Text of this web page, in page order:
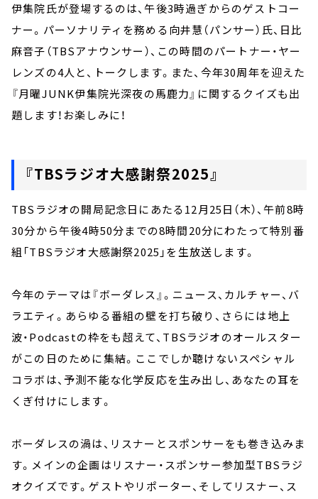
伊集院氏が登場するのは、午後3時過ぎからのゲストコー
ナー。パーソナリティを務める向井慧（パンサー）氏、日比
麻音子（TBSアナウンサー）、この時間のパートナー・ヤー
レンズの4人と、トークします。また、今年30周年を迎えた
『月曜JUNK伊集院光深夜の馬鹿力』に関するクイズも出
題します！お楽しみに！
『TBSラジオ大感謝祭2025』
TBSラジオの開局記念日にあたる12月25日（木）、午前8時
30分から午後4時50分までの8時間20分にわたって特別番
組「TBSラジオ大感謝祭2025」を生放送します。
今年のテーマは『ボーダレス』。ニュース、カルチャー、バ
ラエティ。あらゆる番組の壁を打ち破り、さらには地上
波・Podcastの枠をも超えて、TBSラジオのオールスター
がこの日のために集結。ここでしか聴けないスペシャル
コラボは、予測不能な化学反応を生み出し、あなたの耳を
くぎ付けにします。
ボーダレスの渦は、リスナーとスポンサーをも巻き込みま
す。メインの企画はリスナー・スポンサー参加型TBSラジ
オクイズです。ゲストやリポーター、そしてリスナー、ス